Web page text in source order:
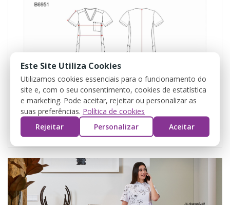
Este Site Utiliza Cookies
Utilizamos cookies essenciais para o funcionamento do
site e, com o seu consentimento, cookies de estatística
e marketing. Pode aceitar, rejeitar ou personalizar as
suas preferências. Política de cookies
Rejeitar
Personalizar Aceitar